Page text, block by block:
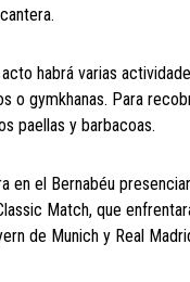
habrá varias
o gymkhanas. Para
paellas y barbacoas.
en el Bernabéu
Match, que
de Munich y Real